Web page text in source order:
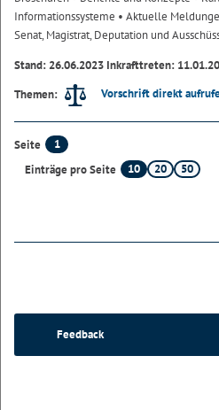
Informationssysteme • Aktuelle
Senat, Magistrat, Deputation und
Stand: 26.06.2023 Inkrafttreten:
Themen:
Vorschrift direkt
Seite
1
Einträge pro Seite
10 20 50
Feedback